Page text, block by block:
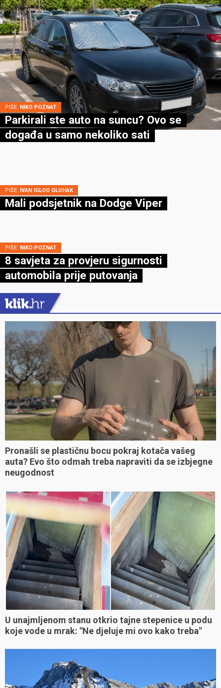
PIŠE: NIKO POZNAT
Parkirali ste auto na suncu? Ovo se
događa u samo nekoliko sati
PIŠE: IVAN IGLOO GLUHAK
Mali podsjetnik na Dodge Viper
PIŠE: NIKO POZNAT
8 savjeta za provjeru sigurnosti
automobila prije putovanja
Pronašli se plastičnu bocu pokraj kotača vašeg
auta? Evo što odmah treba napraviti da se izbjegne
neugodnost
U unajmljenom stanu otkrio tajne stepenice u podu
koje vode u mrak: "Ne djeluje mi ovo kako treba"